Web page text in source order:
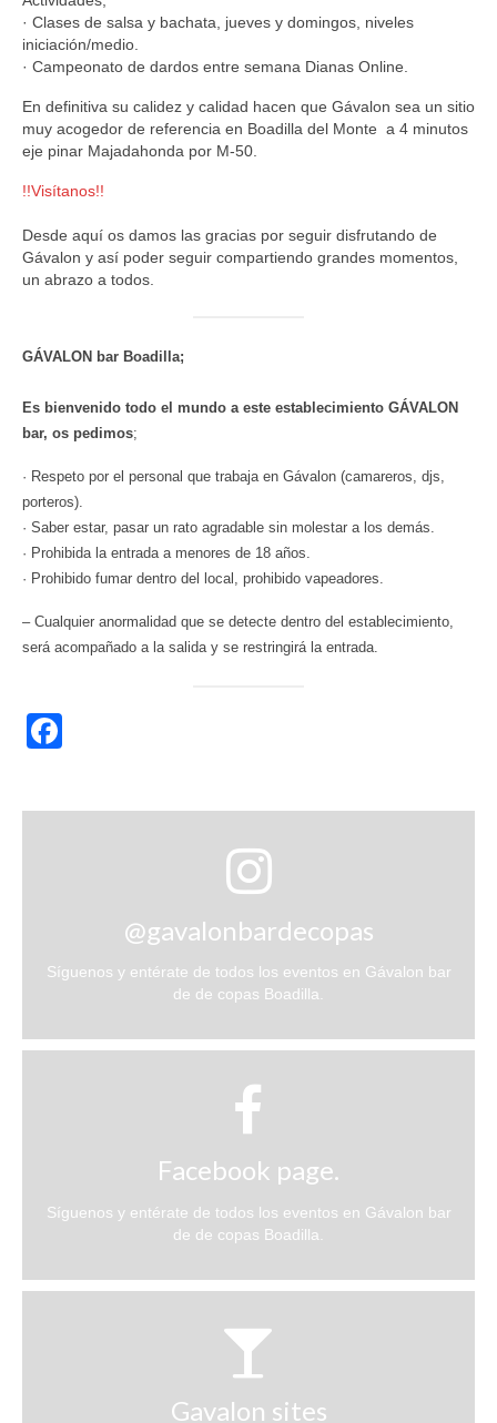
· Clases de salsa y bachata, jueves y domingos, niveles
iniciación/medio.
· Campeonato de dardos entre semana Dianas Online.
En definitiva su calidez y calidad hacen que Gávalon sea un sitio
muy acogedor de referencia en Boadilla del Monte a 4 minutos
eje pinar Majadahonda por M-50.
!!Visítanos!!
Desde aquí os damos las gracias por seguir disfrutando de
Gávalon y así poder seguir compartiendo grandes momentos,
un abrazo a todos.
GÁVALON bar Boadilla;
Es bienvenido todo el mundo a este establecimiento GÁVALON
bar, os pedimos;
· Respeto por el personal que trabaja en Gávalon (camareros, djs,
porteros).
· Saber estar, pasar un rato agradable sin molestar a los demás.
· Prohibida la entrada a menores de 18 años.
· Prohibido fumar dentro del local, prohibido vapeadores.
– Cualquier anormalidad que se detecte dentro del establecimiento,
será acompañado a la salida y se restringirá la entrada.
@gavalonbardecopas
Síguenos y entérate de todos los eventos en Gávalon bar
de de copas Boadilla.
Facebook page.
Síguenos y entérate de todos los eventos en Gávalon bar
de de copas Boadilla.
Gavalon sites